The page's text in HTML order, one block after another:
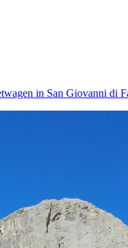
in San Giovanni di